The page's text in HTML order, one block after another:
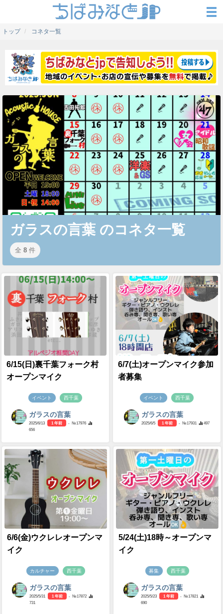
トップ コネタ一覧
ガラスの言葉 のコネタ一覧
全 8 件
6/15(日)裏千葉フォーク村
オープンマイク
イベント 西千葉
ガラスの言葉
2025/6/13 1 年前
- №17976
656
6/7(土)オープンマイク参加
者募集
イベント 西千葉
ガラスの言葉
2025/6/5 1 年前 - №17931 497
6/6(金)ウクレレオープンマ
イク
カルチャー 西千葉
ガラスの言葉
2025/5/31 1 年前
- №17872
731
5/24(土)18時～オープンマ
イク
募集 西千葉
ガラスの言葉
2025/5/23 1 年前
- №17821
690